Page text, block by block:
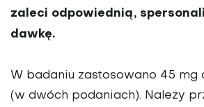
zaleci odpowiednią,
dawkę.
W badaniu zastosowano 45 mg
(w dwóch podaniach). Należy